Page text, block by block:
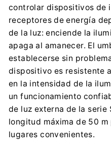
controlar dispositivos de
receptores de energía
de la luz: enciende la
apaga al amanecer. El
establecerse sin
dispositivo es resistente
en la intensidad de la
un funcionamiento
de luz externa de la serie
longitud máxima de 50
lugares convenientes.